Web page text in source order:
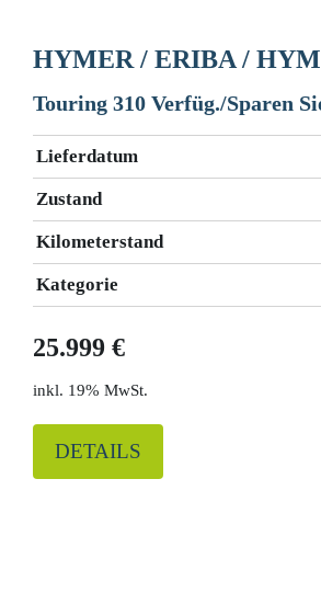
HYMER / ERIBA /
Touring 310 Verfüg./Sparen
Lieferdatum
Zustand
Kilometerstand
Kategorie
25.999 €
19% MwSt.
DETAILS